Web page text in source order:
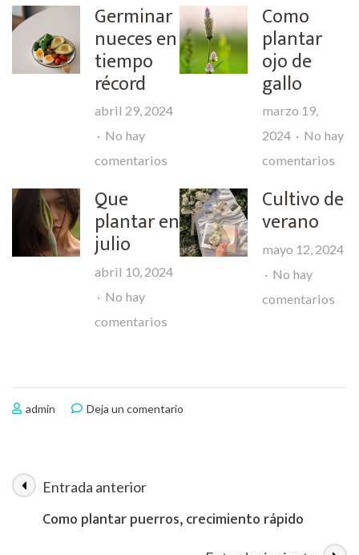
Germinar
nueces en
tiempo
récord
abril 29, 2024
No hay
comentarios
nueces
en
tiempo
Como
plantar
ojo de
gallo
marzo 19,
2024
No hay
comentarios
de
Que
plantar en
julio
abril 10, 2024
No hay
comentarios
Cultivo de
verano
mayo 12, 2024
No hay
comentarios
admin Deja un comentario
rápido,
Navegación
Entrada anterior
Como plantar puerros, crecimiento rápido